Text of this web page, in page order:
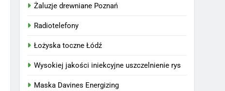
Żaluzje drewniane Poznań
Radiotelefony
Łożyska toczne Łódź
Wysokiej jakości iniekcyjne uszczelnienie rys
Maska Davines Energizing